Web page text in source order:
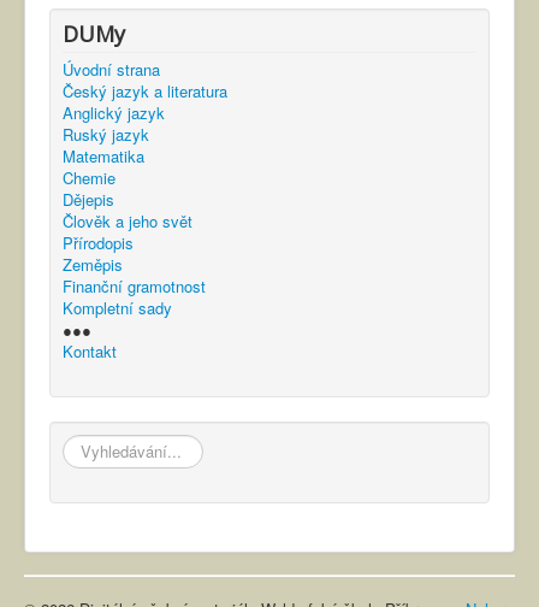
DUMy
Úvodní strana
Český jazyk a literatura
Anglický jazyk
Ruský jazyk
Matematika
Chemie
Dějepis
Člověk a jeho svět
Přírodopis
Zeměpis
Finanční gramotnost
Kompletní sady
●●●
Kontakt
hledat...